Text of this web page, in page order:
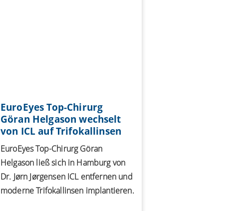
EuroEyes Top-Chirurg
Göran Helgason wechselt
von ICL auf Trifokallinsen
EuroEyes Top-Chirurg Göran
Helgason ließ sich in Hamburg von
Dr. Jørn Jørgensen ICL entfernen und
moderne Trifokallinsen implantieren.